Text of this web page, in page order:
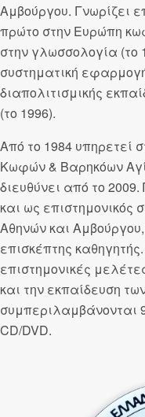
Αμβούργου. Γνωρίζει
πρώτο στην Ευρώπη
στην γλωσσολογία (το
συστηματική
διαπολιτισμικής
(το 1996).
Από το 1984 υπηρετεί
Κωφών & Βαρηκόων
διευθύνει από το
και ως επιστημονικός
Αθηνών και
επισκέπτης
επιστημονικές
και την εκπαίδευση
συμπεριλαμβάνονται 9
CD/DVD.